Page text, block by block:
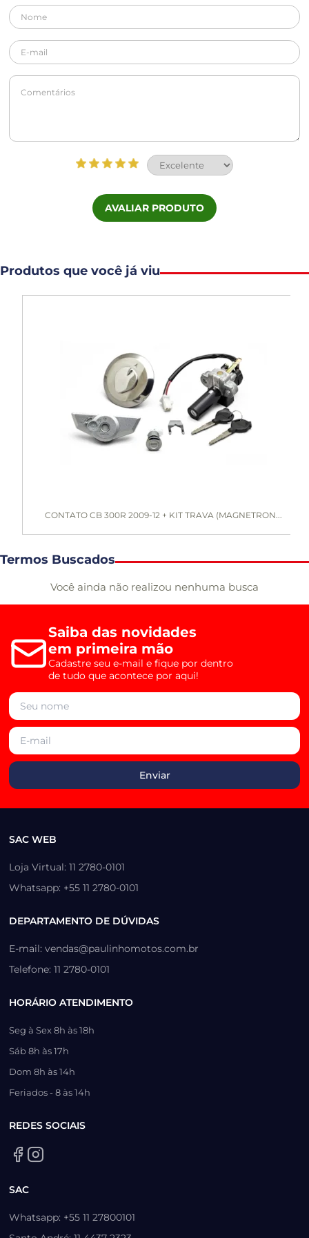
AVALIAR PRODUTO
Produtos que você já viu
CONTATO CB 300R 2009-12 + KIT TRAVA (MAGNETRON...
Termos Buscados
Você ainda não realizou nenhuma busca
Saiba das novidades
em primeira mão
Cadastre seu e-mail e fique por dentro
de tudo que acontece por aqui!
SAC WEB
Loja Virtual: 11 2780-0101
Whatsapp: +55 11 2780-0101
DEPARTAMENTO DE DÚVIDAS
E-mail: vendas@paulinhomotos.com.br
Telefone: 11 2780-0101
HORÁRIO ATENDIMENTO
Seg à Sex 8h às 18h
Sáb 8h às 17h
Dom 8h às 14h
Feriados - 8 às 14h
REDES SOCIAIS
SAC
Whatsapp: +55 11 27800101